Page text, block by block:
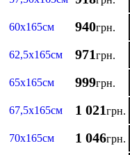
60х165см 940грн.
62,5х165см 971грн.
65х165см 999грн.
67,5х165см 1 021грн.
70х165см 1 046грн.